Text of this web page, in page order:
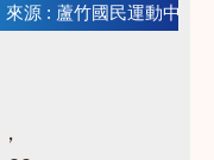
來源 : 蘆竹國民運動中心